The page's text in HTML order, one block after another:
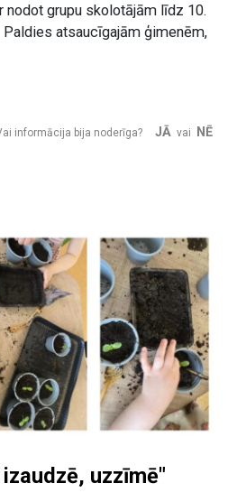
nodot grupu skolotājām līdz 10.
atsaucīgajām ģimenēm,
informācija bija noderīga? JĀ vai NĒ
uzzīmē"